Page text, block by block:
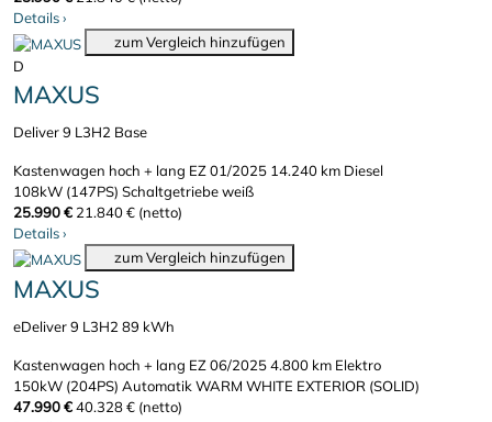
Details›
zum Vergleich hinzufügen
D
MAXUS
Deliver 9 L3H2 Base
Kastenwagen hoch + lang EZ 01/2025 14.240 km Diesel
108kW (147PS) Schaltgetriebeweiß
25.990 € 21.840 € (netto)
Details›
zum Vergleich hinzufügen
MAXUS
eDeliver 9 L3H2 89 kWh
Kastenwagen hoch + lang EZ 06/20254.800 km Elektro
150kW (204PS) AutomatikWARM WHITE EXTERIOR (SOLID)
47.990 €40.328 € (netto)